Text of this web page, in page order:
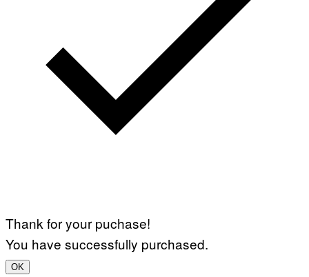
Thank for your puchase!
You have successfully purchased.
OK